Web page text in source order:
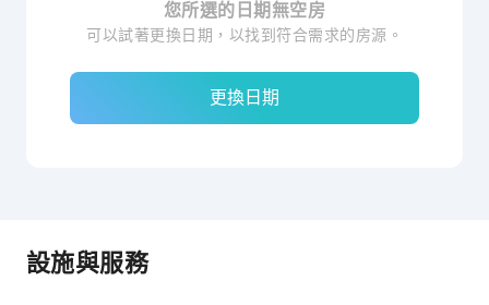
您所選的日期無空房
可以試著更換日期，以找到符合需求的房源。
更換日期
設施與服務